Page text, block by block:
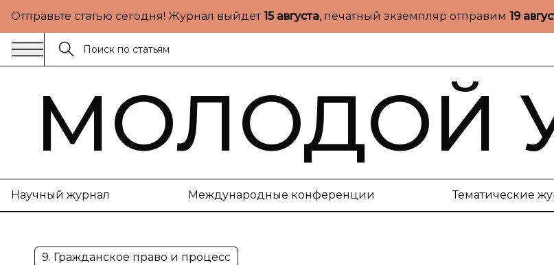
Отправьте статью сегодня! Журнал выйдет15 августа, печатный экземпляр отправим 19
МОЛОДОЙ
Научный журнал Международные конференции Тематические
9. Гражданское право и процесс